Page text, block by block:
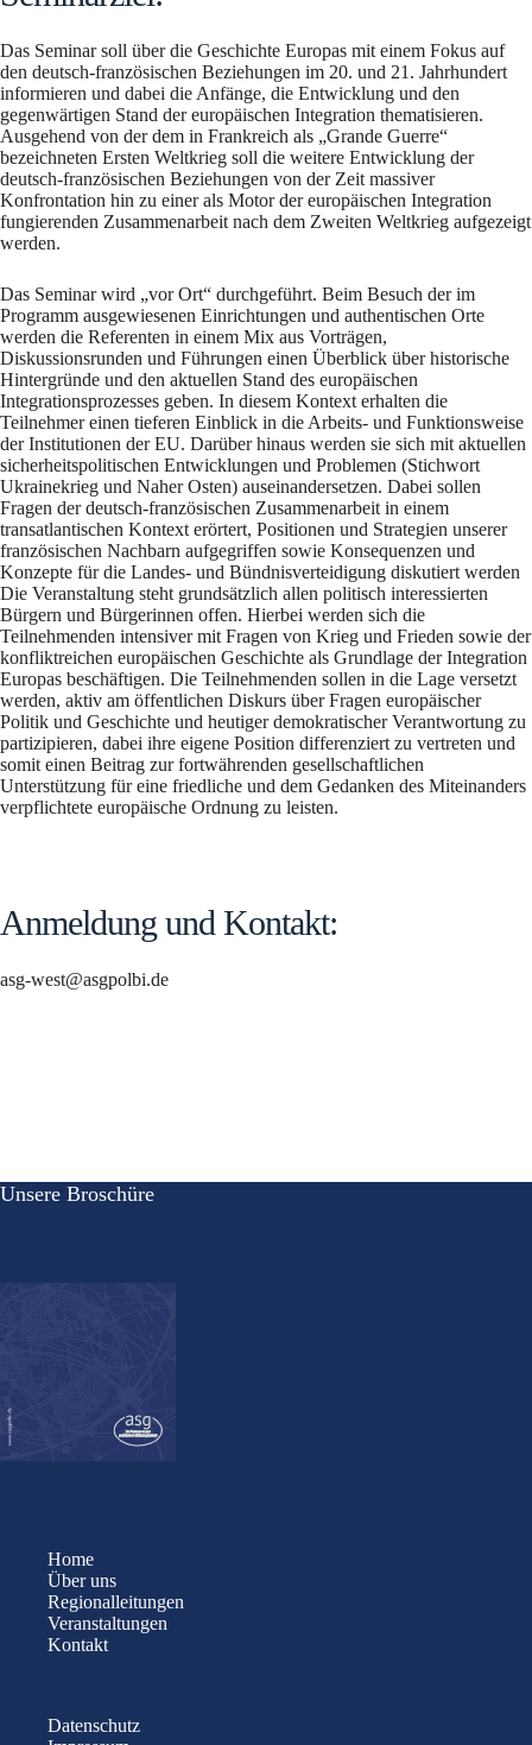
Das Seminar soll über die Geschichte Europas mit einem Fokus auf
den deutsch-französischen Beziehungen im 20. und 21. Jahrhundert
informieren und dabei die Anfänge, die Entwicklung und den
gegenwärtigen Stand der europäischen Integration thematisieren.
Ausgehend von der dem in Frankreich als „Grande Guerre“
bezeichneten Ersten Weltkrieg soll die weitere Entwicklung der
deutsch-französischen Beziehungen von der Zeit massiver
Konfrontation hin zu einer als Motor der europäischen Integration
fungierenden Zusammenarbeit nach dem Zweiten Weltkrieg aufgezeigt
werden.
Das Seminar wird „vor Ort“ durchgeführt. Beim Besuch der im
Programm ausgewiesenen Einrichtungen und authentischen Orte
werden die Referenten in einem Mix aus Vorträgen,
Diskussionsrunden und Führungen einen Überblick über historische
Hintergründe und den aktuellen Stand des europäischen
Integrationsprozesses geben. In diesem Kontext erhalten die
Teilnehmer einen tieferen Einblick in die Arbeits- und Funktionsweise
der Institutionen der EU. Darüber hinaus werden sie sich mit aktuellen
sicherheitspolitischen Entwicklungen und Problemen (Stichwort
Ukrainekrieg und Naher Osten) auseinandersetzen. Dabei sollen
Fragen der deutsch-französischen Zusammenarbeit in einem
transatlantischen Kontext erörtert, Positionen und Strategien unserer
französischen Nachbarn aufgegriffen sowie Konsequenzen und
Konzepte für die Landes- und Bündnisverteidigung diskutiert werden
Die Veranstaltung steht grundsätzlich allen politisch interessierten
Bürgern und Bürgerinnen offen. Hierbei werden sich die
Teilnehmenden intensiver mit Fragen von Krieg und Frieden sowie der
konfliktreichen europäischen Geschichte als Grundlage der Integration
Europas beschäftigen. Die Teilnehmenden sollen in die Lage versetzt
werden, aktiv am öffentlichen Diskurs über Fragen europäischer
Politik und Geschichte und heutiger demokratischer Verantwortung zu
partizipieren, dabei ihre eigene Position differenziert zu vertreten und
somit einen Beitrag zur fortwährenden gesellschaftlichen
Unterstützung für eine friedliche und dem Gedanken des Miteinanders
verpflichtete europäische Ordnung zu leisten.
Anmeldung und Kontakt:
asg-west@asgpolbi.de
Unsere Broschüre
Home
Über uns
Regionalleitungen
Veranstaltungen
Kontakt
Datenschutz